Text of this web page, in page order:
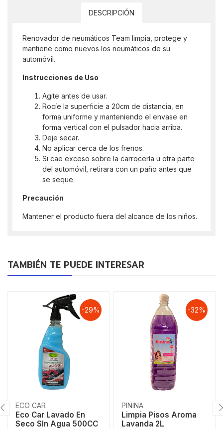
DESCRIPCIÓN
Renovador de neumáticos Team limpia, protege y
mantiene como nuevos los neumáticos de su
automóvil.
Instrucciones de Uso
Agite antes de usar.
Rocíe la superficie a 20cm de distancia, en
forma uniforme y manteniendo el envase en
forma vertical con el pulsador hacia arriba.
Deje secar.
No aplicar cerca de los frenos.
Si cae exceso sobre la carrocería u otra parte
del automóvil, retirara con un paño antes que
se seque.
Precaución
Mantener el producto fuera del alcance de los niños.
TAMBIÉN TE PUEDE INTERESAR
-29%
ECO CAR
Eco Car Lavado En
Seco SIn Agua 500CC
-32%
PININA
Limpia Pisos Aroma
Lavanda 2L